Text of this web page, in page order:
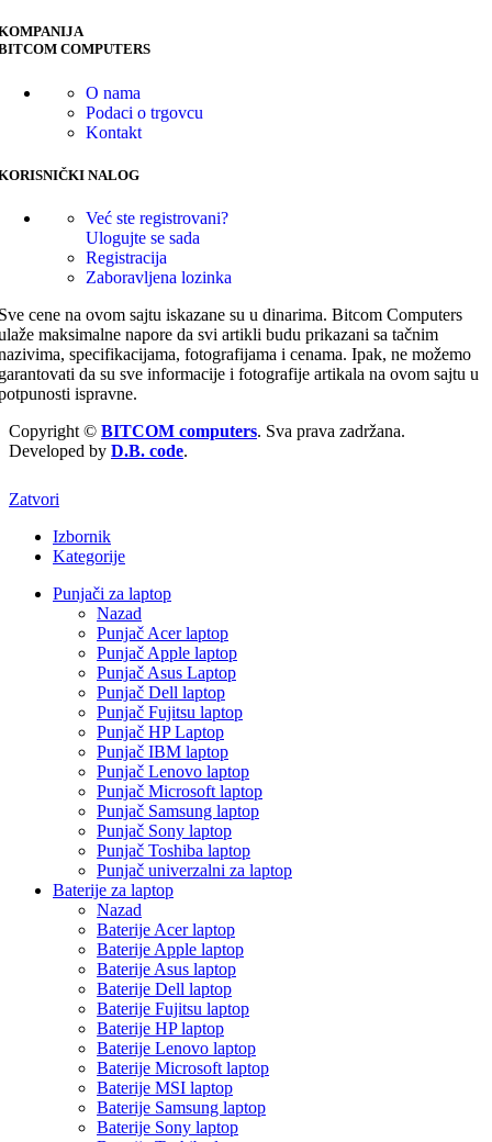
COMPUTERS
O nama
Podaci o trgovcu
Kontakt
NALOG
Već ste registrovani?
Ulogujte se sada
Registracija
Zaboravljena lozinka
cene na ovom sajtu iskazane su u dinarima. Bitcom Computers
maksimalne napore da svi artikli budu prikazani sa tačnim
specifikacijama, fotografijama i cenama. Ipak, ne možemo
da su sve informacije i fotografije artikala na ovom sajtu u
ispravne.
Copyright © BITCOM computers. Sva prava zadržana.
Developed by D.B. code.
Zatvori
Izbornik
Kategorije
Punjači za laptop
Nazad
Punjač Acer laptop
Punjač Apple laptop
Punjač Asus Laptop
Punjač Dell laptop
Punjač Fujitsu laptop
Punjač HP Laptop
Punjač IBM laptop
Punjač Lenovo laptop
Punjač Microsoft laptop
Punjač Samsung laptop
Punjač Sony laptop
Punjač Toshiba laptop
Punjač univerzalni za laptop
Baterije za laptop
Nazad
Baterije Acer laptop
Baterije Apple laptop
Baterije Asus laptop
Baterije Dell laptop
Baterije Fujitsu laptop
Baterije HP laptop
Baterije Lenovo laptop
Baterije Microsoft laptop
Baterije MSI laptop
Baterije Samsung laptop
Baterije Sony laptop